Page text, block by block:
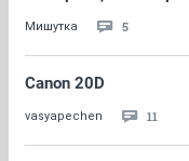
Мишутка 5
Canon 20D
vasyapechen 11